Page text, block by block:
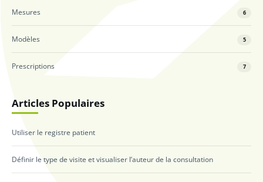
Mesures 6
Modèles 5
Prescriptions 7
Articles Populaires
Utiliser le registre patient
Définir le type de visite et visualiser l’auteur de la consultation